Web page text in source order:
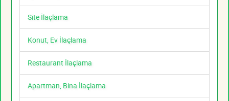
Site İlaçlama
Konut, Ev İlaçlama
Restaurant İlaçlama
Apartman, Bina İlaçlama